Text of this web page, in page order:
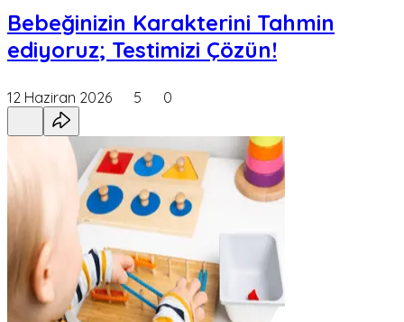
Bebeğinizin Karakterini Tahmin
ediyoruz; Testimizi Çözün!
12 Haziran 2026 5 0